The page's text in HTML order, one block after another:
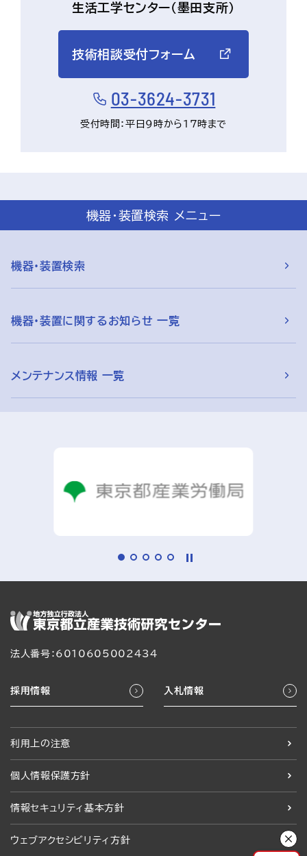
生活工学センター（墨田支所）
技術相談受付フォーム
03-3624-3731
受付時間：平日9時から17時まで
機器・装置検索 メニュー
機器・装置検索
機器・装置に関するお知らせ 一覧
メンテナンス情報 一覧
法人番号：6010605002434
採用情報 入札情報
利用上の注意
個人情報保護方針
情報セキュリティ基本方針
ウェブアクセシビリティ方針